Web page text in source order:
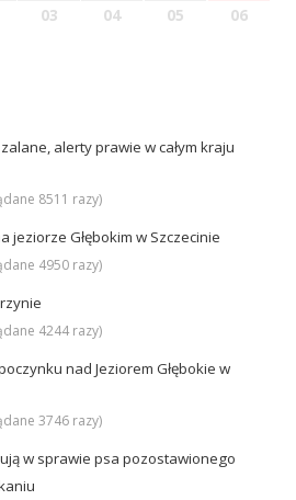
03 04 05 06
alerty prawie w całym kraju
8511 razy)
jeziorze Głębokim w Szczecinie
4950 razy)
4244 razy)
nad Jeziorem Głębokie w
3746 razy)
w sprawie psa pozostawionego